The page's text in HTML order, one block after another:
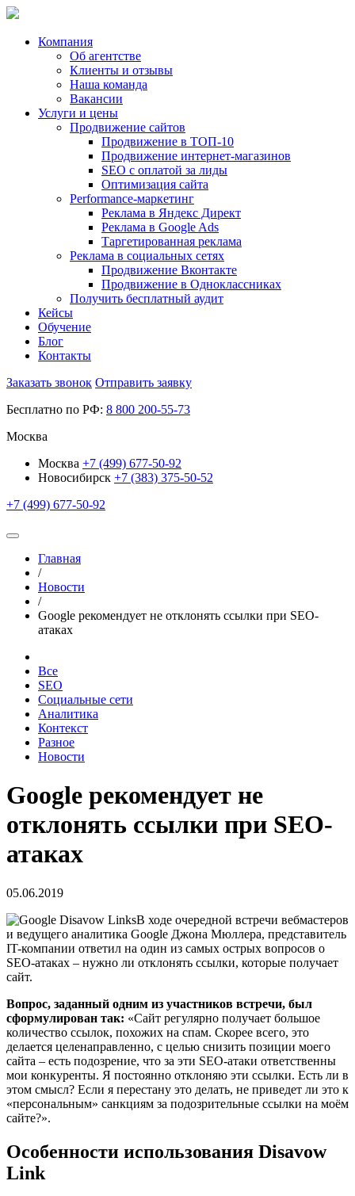
Компания
Об агентстве
Клиенты и отзывы
Наша команда
Вакансии
Услуги и цены
Продвижение сайтов
Продвижение в ТОП-10
Продвижение интернет-магазинов
SEO с оплатой за лиды
Оптимизация сайта
Performance-маркетинг
Реклама в Яндекс Директ
Реклама в Google Ads
Таргетированная реклама
Реклама в социальных сетях
Продвижение Вконтакте
Продвижение в Одноклассниках
Получить бесплатный аудит
Кейсы
Обучение
Блог
Контакты
Заказать звонок Отправить заявку
Бесплатно по РФ: 8 800 200-55-73
Москва
Москва +7 (499) 677-50-92
Новосибирск +7 (383) 375-50-52
+7 (499) 677-50-92
Главная
/
Новости
/
Google рекомендует не отклонять ссылки при SEO-
атаках
Все
SEO
Социальные сети
Аналитика
Контекст
Разное
Новости
Google рекомендует не
отклонять ссылки при SEO-
атаках
05.06.2019
В ходе очередной встречи вебмастеров
и ведущего аналитика Google Джона Мюллера, представитель
IT-компании ответил на один из самых острых вопросов о
SEO-атаках – нужно ли отклонять ссылки, которые получает
сайт.
Вопрос, заданный одним из участников встречи, был
сформулирован так: «Сайт регулярно получает большое
количество ссылок, похожих на спам. Скорее всего, это
делается целенаправленно, с целью снизить позиции моего
сайта – есть подозрение, что за эти SEO-атаки ответственны
мои конкуренты. Я постоянно отклоняю эти ссылки. Есть ли в
этом смысл? Если я перестану это делать, не приведет ли это к
«персональным» санкциям за подозрительные ссылки на моём
сайте?».
Особенности использования Disavow
Link